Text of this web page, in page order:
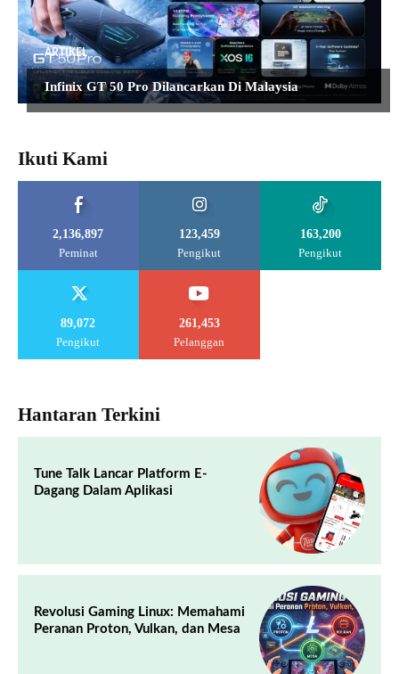
ARTIKEL
Infinix GT 50 Pro Dilancarkan Di Malaysia
Ikuti Kami
2,136,897
Peminat
123,459
Pengikut
163,200
Pengikut
89,072
Pengikut
261,453
Pelanggan
Hantaran Terkini
Tune Talk Lancar Platform E-
Dagang Dalam Aplikasi
Revolusi Gaming Linux: Memahami
Peranan Proton, Vulkan, dan Mesa